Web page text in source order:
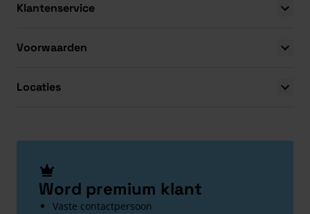
Klantenservice
Voorwaarden
Locaties
Word premium klant
Vaste contactpersoon